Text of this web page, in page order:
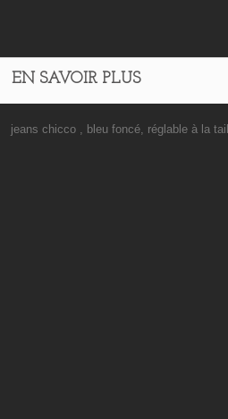
EN SAVOIR PLUS
jeans chicco , bleu foncé, réglable à la